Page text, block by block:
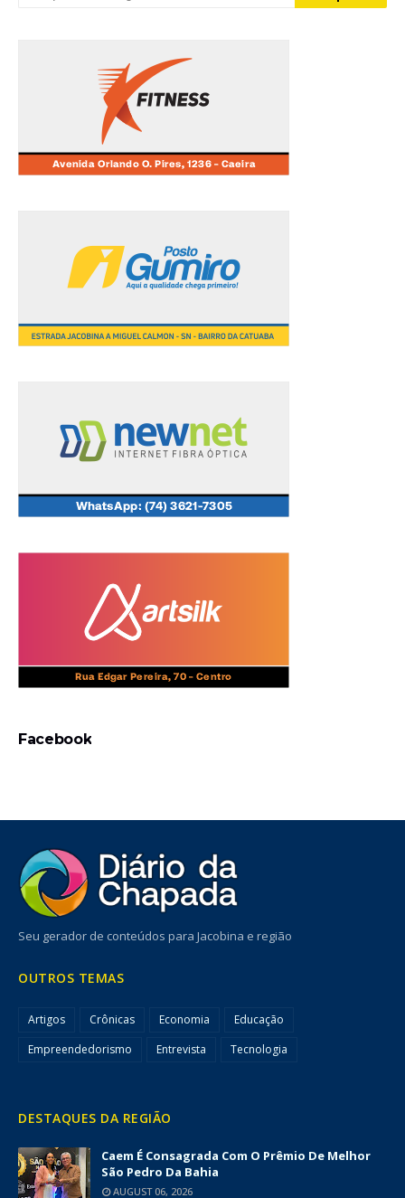
Facebook
Seu gerador de conteúdos para Jacobina e região
OUTROS TEMAS
Artigos Crônicas Economia
Educação
Empreendedorismo
Entrevista Tecnologia
DESTAQUES DA REGIÃO
Caem É Consagrada Com O Prêmio De Melhor
São Pedro Da Bahia
AUGUST 06, 2026